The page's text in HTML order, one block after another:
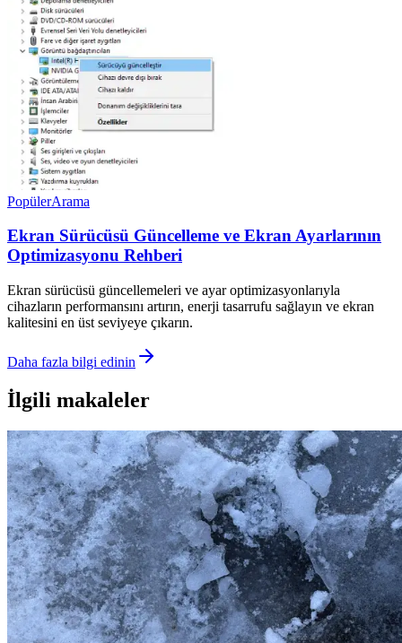
PopülerArama
Ekran Sürücüsü Güncelleme ve Ekran Ayarlarının
Optimizasyonu Rehberi
Ekran sürücüsü güncellemeleri ve ayar optimizasyonlarıyla
cihazların performansını artırın, enerji tasarrufu sağlayın ve ekran
kalitesini en üst seviyeye çıkarın.
Daha fazla bilgi edinin
İlgili makaleler